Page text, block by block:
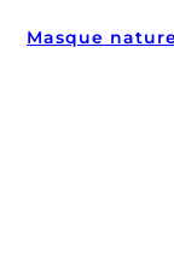
Masque